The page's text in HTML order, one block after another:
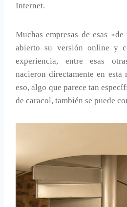
Internet.
Muchas empresas de esas
abierto su versión online y
experiencia, entre esas
nacieron directamente en esta
eso, algo que parece tan
de caracol, también se puede